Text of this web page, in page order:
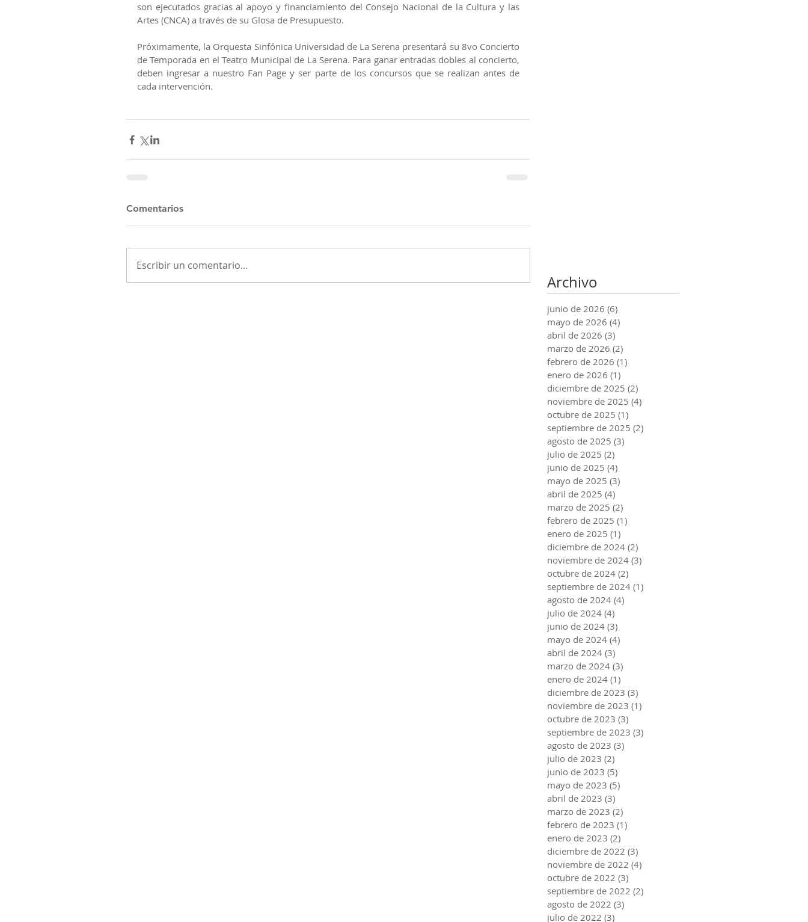
son ejecutados gracias al apoyo y financiamiento del Consejo Nacional de la Cultura y las
Artes (CNCA) a través de su Glosa de Presupuesto.
Próximamente, la Orquesta Sinfónica Universidad de La Serena presentará su 8vo Concierto
de Temporada en el Teatro Municipal de La Serena. Para ganar entradas dobles al concierto,
deben ingresar a nuestro Fan Page y ser parte de los concursos que se realizan antes de
cada intervención.
Comentarios
Escribir un comentario...
Archivo
junio de 2026 (6)
mayo de 2026 (4)
abril de 2026 (3)
marzo de 2026 (2)
febrero de 2026 (1)
enero de 2026 (1)
diciembre de 2025 (2)
noviembre de 2025 (4)
octubre de 2025 (1)
septiembre de 2025 (2)
agosto de 2025 (3)
julio de 2025 (2)
junio de 2025 (4)
mayo de 2025 (3)
abril de 2025 (4)
marzo de 2025 (2)
febrero de 2025 (1)
enero de 2025 (1)
diciembre de 2024 (2)
noviembre de 2024 (3)
octubre de 2024 (2)
septiembre de 2024 (1)
agosto de 2024 (4)
julio de 2024 (4)
junio de 2024 (3)
mayo de 2024 (4)
abril de 2024 (3)
marzo de 2024 (3)
enero de 2024 (1)
diciembre de 2023 (3)
noviembre de 2023 (1)
octubre de 2023 (3)
septiembre de 2023 (3)
agosto de 2023 (3)
julio de 2023 (2)
junio de 2023 (5)
mayo de 2023 (5)
abril de 2023 (3)
marzo de 2023 (2)
febrero de 2023 (1)
enero de 2023 (2)
diciembre de 2022 (3)
noviembre de 2022 (4)
octubre de 2022 (3)
septiembre de 2022 (2)
agosto de 2022 (3)
julio de 2022 (3)